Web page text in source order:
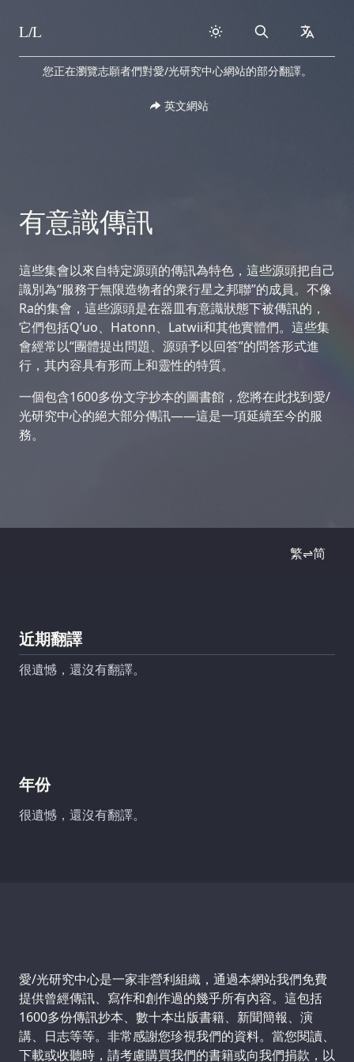
Skip to content
L/L Search
您正在瀏覽志願者們對愛/光研究中心網站的部分翻譯。
英文網站
有意識傳訊
這些集會以來自特定源頭的傳訊為特色，這些源頭把自己
識別為“服務于無限造物者的衆行星之邦聯”的成員。不像
Ra的集會，這些源頭是在器皿有意識狀態下被傳訊的，
它們包括Q’uo、Hatonn、Latwii和其他實體們。這些集
會經常以“團體提出問題、源頭予以回答”的問答形式進
行，其内容具有形而上和靈性的特質。
一個包含1600多份文字抄本的圖書館，您將在此找到愛/
光研究中心的絕大部分傳訊——這是一項延續至今的服
務。
繁⇌简
近期翻譯
很遺憾，還沒有翻譯。
年份
很遺憾，還沒有翻譯。
Support us:
愛/光研究中心是一家非營利組織，通過本網站我們免費
提供曾經傳訊、寫作和創作過的幾乎所有內容。這包括
1600多份傳訊抄本、數十本出版書籍、新聞簡報、演
講、日志等等。非常感謝您珍視我們的資料。當您閱讀、
下載或收聽時，請考慮購買我們的書籍或向我們捐款，以